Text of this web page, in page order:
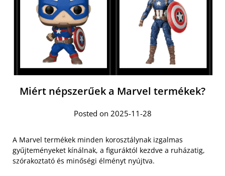
Miért népszerűek a Marvel termékek?
Posted on 2025-11-28
A Marvel termékek minden korosztálynak izgalmas
gyűjteményeket kínálnak, a figuráktól kezdve a ruházatig,
szórakoztató és minőségi élményt nyújtva.